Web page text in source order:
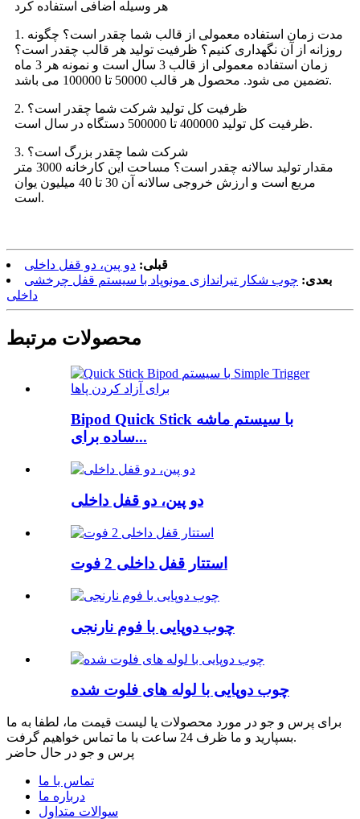
هر وسیله اضافی استفاده کرد
1. مدت زمان استفاده معمولی از قالب شما چقدر است؟ چگونه
روزانه از آن نگهداری کنیم؟ ظرفیت تولید هر قالب چقدر است؟
زمان استفاده معمولی از قالب 3 سال است و نمونه هر 3 ماه
تضمین می شود. محصول هر قالب 50000 تا 100000 می باشد.
2. ظرفیت کل تولید شرکت شما چقدر است؟
ظرفیت کل تولید 400000 تا 500000 دستگاه در سال است.
3. شرکت شما چقدر بزرگ است؟
مقدار تولید سالانه چقدر است؟ مساحت این کارخانه 3000 متر
مربع است و ارزش خروجی سالانه آن 30 تا 40 میلیون یوان
است.
قبلی: دو پین، دو قفل داخلی
بعدی: چوب شکار تیراندازی مونوپاد با سیستم قفل چرخشی
داخلی
محصولات مرتبط
Bipod Quick Stick با سیستم ماشه
ساده برای...
دو پین، دو قفل داخلی
استتار قفل داخلی 2 فوت
چوب دوپایی با فوم نارنجی
چوب دوپایی با لوله های فلوت شده
برای پرس و جو در مورد محصولات یا لیست قیمت ما، لطفا به ما
بسپارید و ما ظرف 24 ساعت با ما تماس خواهیم گرفت.
پرس و جو در حال حاضر
تماس با ما
درباره ما
سوالات متداول